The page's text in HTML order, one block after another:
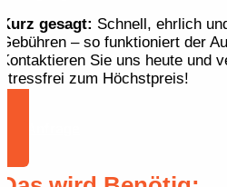
Kurz gesagt: Schnell, ehrlich
Gebühren – so funktioniert der
Kontaktieren Sie uns heute und
stressfrei zum Höchstpreis!